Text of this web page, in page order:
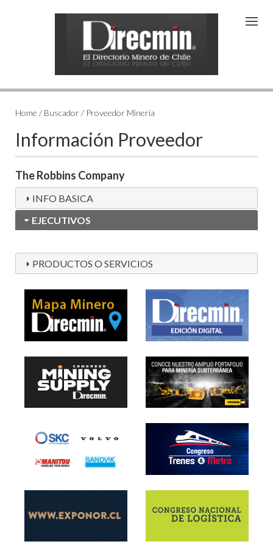
Home / Buscador / Proveedor Minería
Información Proveedor
The Robbins Company
INFO BASICA
EJECUTIVOS
PRODUCTOS O SERVICIOS